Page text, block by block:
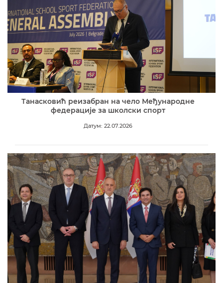
Танасковић реизабран на чело Међународне
федерације за школски спорт
Датум: 22.07.2026